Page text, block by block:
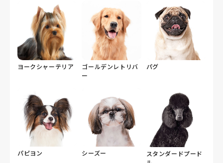
ヨークシャーテリア
ゴールデンレトリバ
ー
パグ
パピヨン シーズー
スタンダードプード